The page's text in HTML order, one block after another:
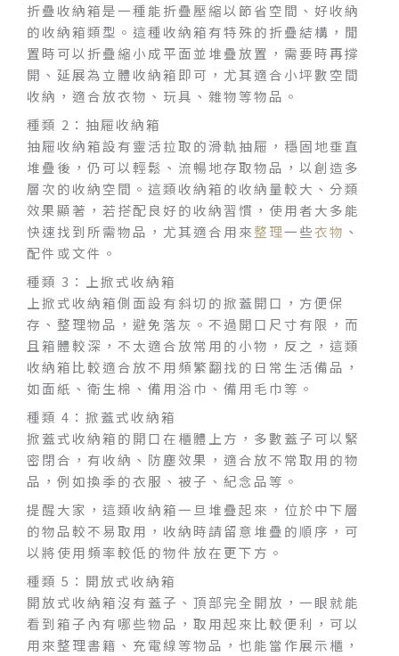
折疊收納箱是一種能折疊壓縮以節省空間、好收納
的收納箱類型。這種收納箱有特殊的折疊結構，閒
置時可以折疊縮小成平面並堆疊放置，需要時再撐
開、延展為立體收納箱即可，尤其適合小坪數空間
收納，適合放衣物、玩具、雜物等物品。
種類 2：抽屜收納箱
抽屜收納箱設有靈活拉取的滑軌抽屜，穩固地垂直
堆疊後，仍可以輕鬆、流暢地存取物品，以創造多
層次的收納空間。這類收納箱的收納量較大、分類
效果顯著，若搭配良好的收納習慣，使用者大多能
快速找到所需物品，尤其適合用來整理一些衣物 、
配件或文件。
種類 3：上掀式收納箱
上掀式收納箱側面設有斜切的掀蓋開口，方便保
存、整理物品，避免落灰。不過開口尺寸有限，而
且箱體較深，不太適合放常用的小物，反之，這類
收納箱比較適合放不用頻繁翻找的日常生活備品，
如面紙、衛生棉、備用浴巾、備用毛巾等。
種類 4：掀蓋式收納箱
掀蓋式收納箱的開口在櫃體上方，多數蓋子可以緊
密閉合，有收納、防塵效果，適合放不常取用的物
品，例如換季的衣服、被子、紀念品等。
提醒大家，這類收納箱一旦堆疊起來，位於中下層
的物品較不易取用，收納時請留意堆疊的順序，可
以將使用頻率較低的物件放在更下方。
種類 5：開放式收納箱
開放式收納箱沒有蓋子、頂部完全開放，一眼就能
看到箱子內有哪些物品，取用起來比較便利，可以
用來整理書籍、充電線等物品，也能當作展示櫃，